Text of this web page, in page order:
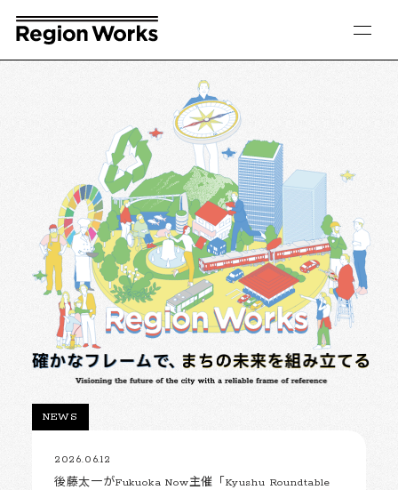
NEWS
2026.06.12
後藤太一がFukuoka Now主催「Kyushu Roundtable